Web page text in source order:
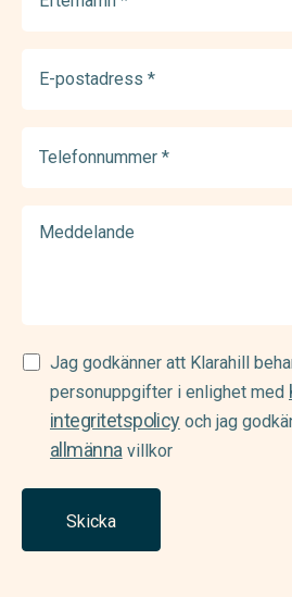
(Required)
postadress
(Required)
Samtycke
(Required)
Jag godkänner att Klarahill
personuppgifter i enlighet med
integritetspolicyoch jag
allmännavillkor
Skicka